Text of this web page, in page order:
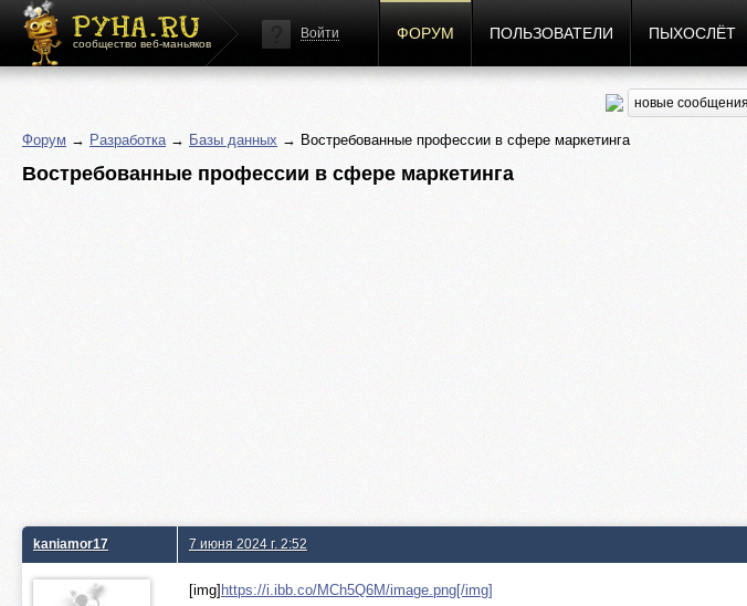
сообщество веб-маньяков
Войти ФОРУМ ПОЛЬЗОВАТЕЛИ ПЫХОСЛЁТ
новые сообщения
Форум → Разработка→ Базы данных → Востребованные профессии в сфере маркетинга
Востребованные профессии в сфере маркетинга
kaniamor17 7 июня 2024 г. 2:52
[img] https://i.ibb.co/MCh5Q6M/image.png[/img]